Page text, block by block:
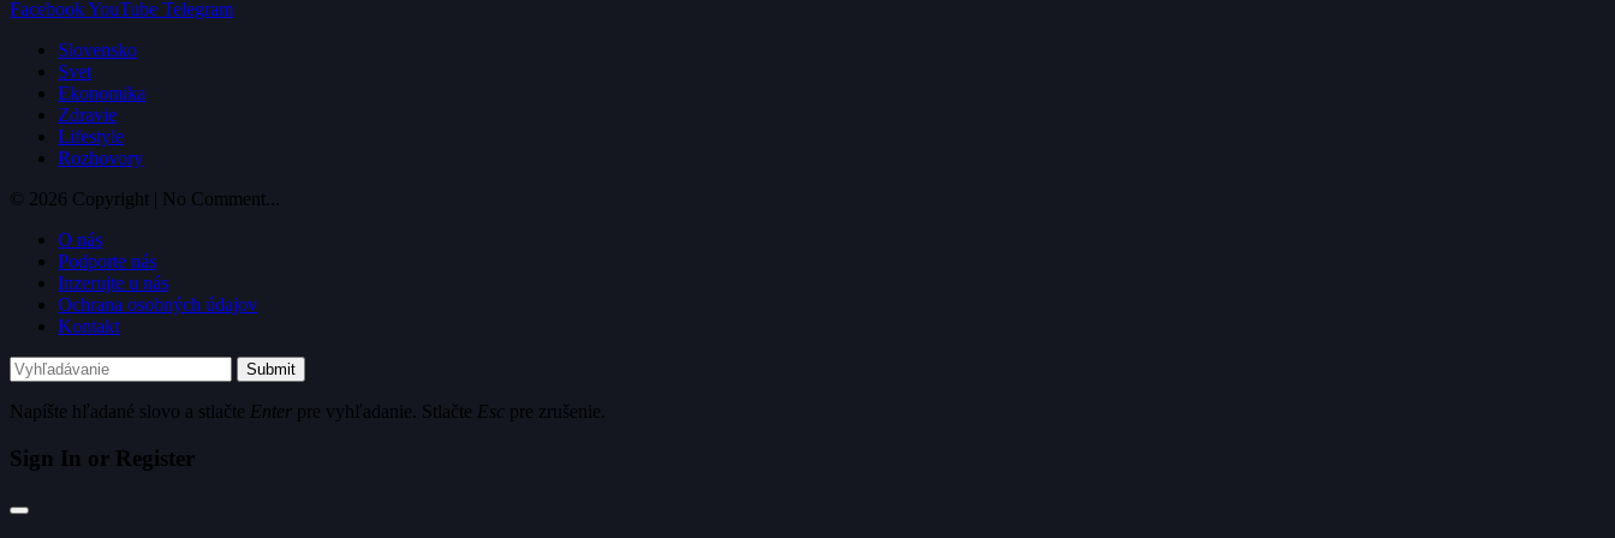
FacebookYouTube Telegram
Slovensko
Svet
Ekonomika
Zdravie
Lifestyle
Rozhovory
© 2026 Copyright | No Comment...
O nás
Podporte nás
Inzerujte u nás
Ochrana osobných údajov
Kontakt
Submit
Napíšte hľadané slovo a stlačte Enter pre vyhľadanie. Stlačte Esc pre zrušenie.
Sign In or Register